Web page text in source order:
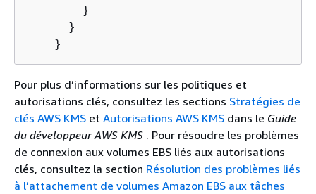
        }
      }
    }
Pour plus d’informations sur les politiques et
autorisations clés, consultez les sections Stratégies de
clés AWS KMS et Autorisations AWS KMS dans le Guide
du développeur AWS KMS . Pour résoudre les problèmes
de connexion aux volumes EBS liés aux autorisations
clés, consultez la section Résolution des problèmes liés
à l’attachement de volumes Amazon EBS aux tâches